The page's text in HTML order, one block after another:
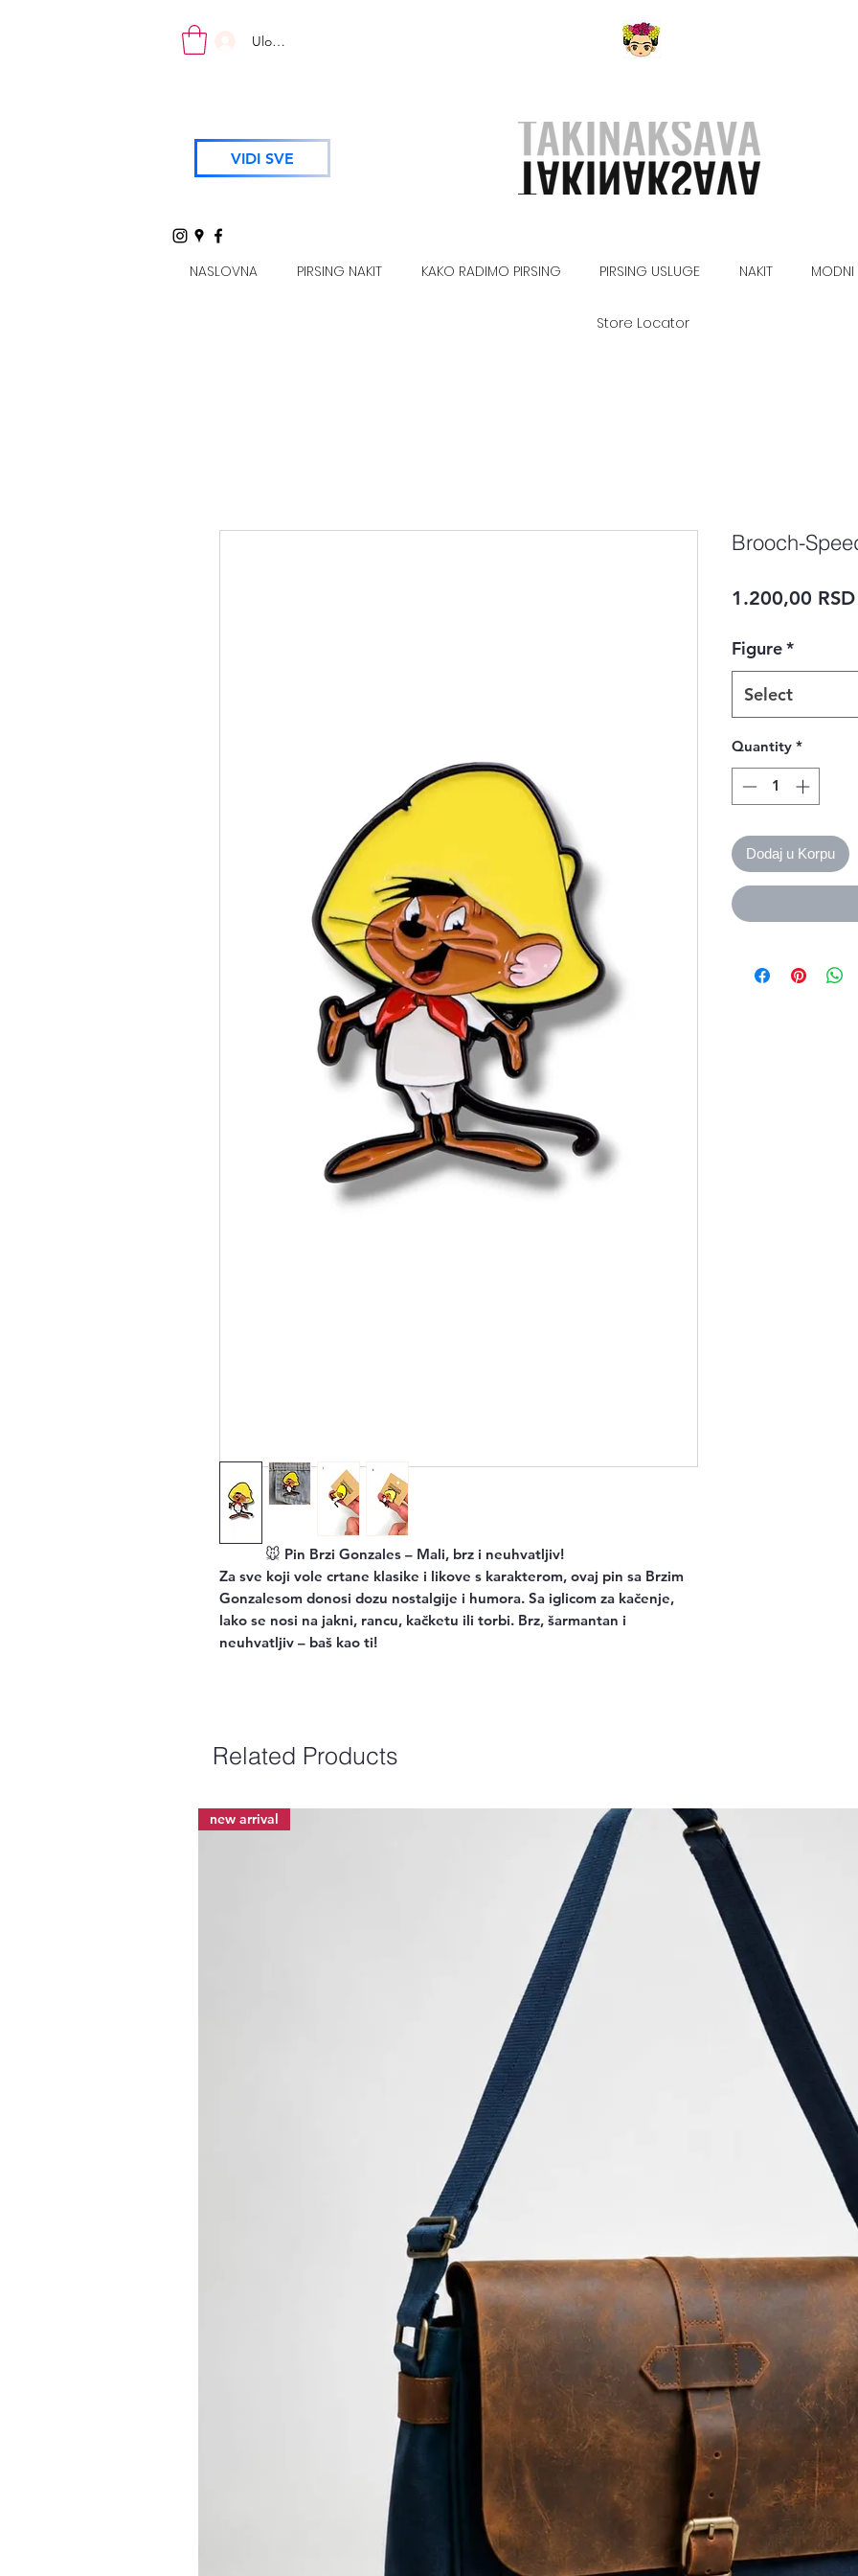
Uloguj se
VIDI SVE
NASLOVNA PIRSING NAKIT KAKO RADIMO PIRSING PIRSING USLUGE NAKIT MODNI
Store Locator
🐭 Pin Brzi Gonzales – Mali, brz i neuhvatljiv!
Za sve koji vole crtane klasike i likove s karakterom, ovaj pin sa Brzim
Gonzalesom donosi dozu nostalgije i humora. Sa iglicom za kačenje,
lako se nosi na jakni, rancu, kačketu ili torbi. Brz, šarmantan i
neuhvatljiv – baš kao ti!
Brooch-
1.200,00 RSD
Figure*
Select
Quantity *
Dodaj u Korpu
Related Products
new arrival